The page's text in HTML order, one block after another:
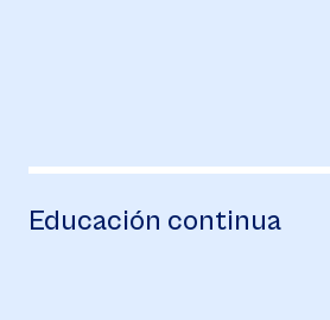
Educación continua